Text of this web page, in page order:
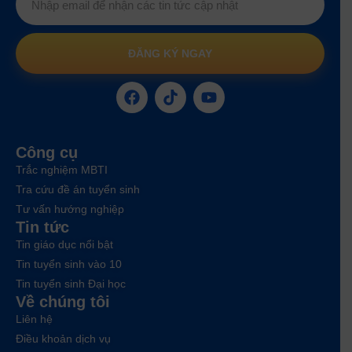
ĐĂNG KÝ NGAY
Công cụ
Trắc nghiệm MBTI
Tra cứu đề án tuyển sinh
Tư vấn hướng nghiệp
Tin tức
Tin giáo dục nổi bật
Tin tuyển sinh vào 10
Tin tuyển sinh Đại học
Về chúng tôi
Liên hệ
Điều khoản dịch vụ